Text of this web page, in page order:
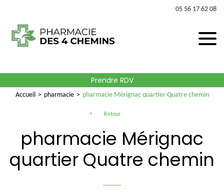
05 56 17 62 08
Prendre RDV
Accueil pharmacie pharmacie Mérignac quartier Quatre chemin
Retour
pharmacie Mérignac
quartier Quatre chemin